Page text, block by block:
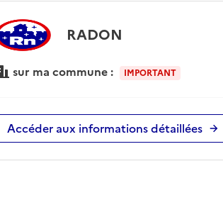
RADON
sur ma commune : IMPORTANT
Accéder aux informations détaillées